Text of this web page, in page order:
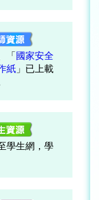
「國家安全
紙 」已上載
學生網，學